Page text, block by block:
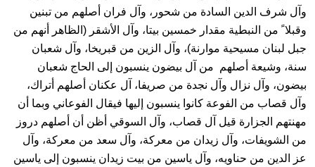
وآل شرف الدين السادة من شحور، وآل فران أصلهم من تبنين
وقبلا ً من النبطية مقدار خمسين بيتا، وآل الأشقر (الظاهر أنهم من
جبل لبنان مسيحية موارنة)، وآل الزين من قبريخا، وآل شعبان
سنة، وشيعة أصلهم من آل بيضون ينسبون إلى الحاج شعبان
بيضون، وآل نزال وآل نجدة من صريفا، آل عكنان أصلهم أتراك،
وآل قصاب من الفوعة كانوا ينسبون إليها فيقال الفوعاني وبما أن
مهنتهم الجزارة قيل آل قصاب، وآل السوقي أظن أن أصلهم دروز
من الشويفات، وآل زيدان من معركة، وآل سعد من معركة، وآل
عز الدين من حناويه، وآل ياسين من بيت زيدان ينسبون إلى ياسين